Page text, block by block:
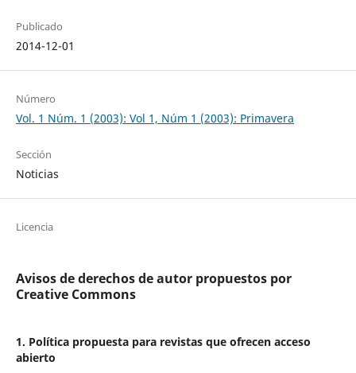
Publicado
2014-12-01
Número
Vol. 1 Núm. 1 (2003): Vol 1, Núm 1 (2003): Primavera
Sección
Noticias
Licencia
Avisos de derechos de autor propuestos por
Creative Commons
1. Política propuesta para revistas que ofrecen acceso
abierto